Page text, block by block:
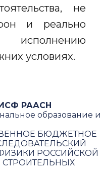
не
и реально
условиях.
РААСН
образование и
БЮДЖЕТНОЕ
РОССИЙСКОЙ
СТРОИТЕЛЬНЫХ